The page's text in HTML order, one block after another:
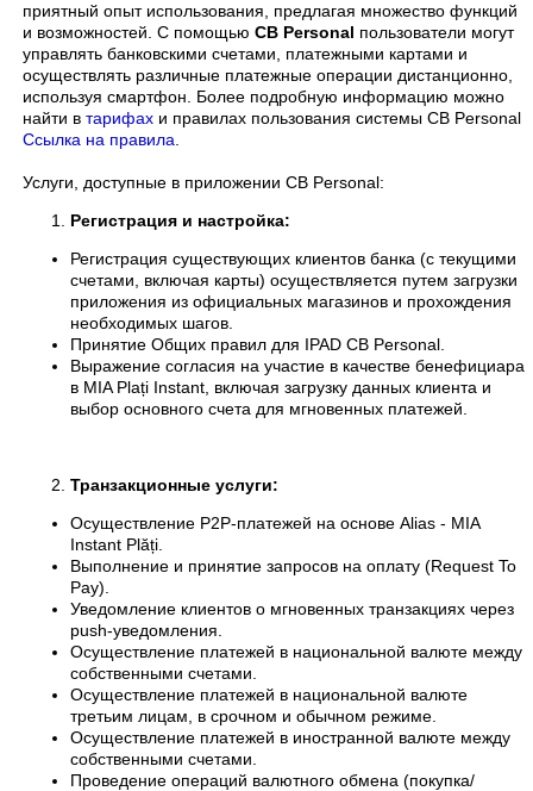
приятный опыт использования, предлагая множество функций
и возможностей. С помощью CB Personal пользователи могут
управлять банковскими счетами, платежными картами и
осуществлять различные платежные операции дистанционно,
используя смартфон. Более подробную информацию можно
найти в тарифах и правилах пользования системы CB Personal
Ссылка на правила
Услуги, доступные в приложении CB Personal:
Регистрация и настройка:
Регистрация существующих клиентов банка (с текущими
счетами, включая карты) осуществляется путем загрузки
приложения из официальных магазинов и прохождения
необходимых шагов.
Принятие Общих правил для IPAD CB Personal.
Выражение согласия на участие в качестве бенефициара
в MIA Plați Instant, включая загрузку данных клиента и
выбор основного счета для мгновенных платежей.
Транзакционные услуги:
Осуществление P2P-платежей на основе Alias - MIA
Instant Plăți.
Выполнение и принятие запросов на оплату (Request To
Pay).
Уведомление клиентов о мгновенных транзакциях через
push-уведомления.
Осуществление платежей в национальной валюте между
собственными счетами.
Осуществление платежей в национальной валюте
третьим лицам, в срочном и обычном режиме.
Осуществление платежей в иностранной валюте между
собственными счетами.
Проведение операций валютного обмена (покупка/